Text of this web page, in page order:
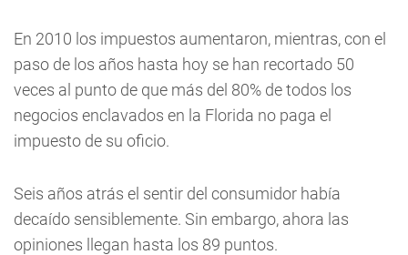
En 2010 los impuestos aumentaron, mientras, con el
paso de los años hasta hoy se han recortado 50
veces al punto de que más del 80% de todos los
negocios enclavados en la Florida no paga el
impuesto de su oficio.
Seis años atrás el sentir del consumidor había
decaído sensiblemente. Sin embargo, ahora las
opiniones llegan hasta los 89 puntos.